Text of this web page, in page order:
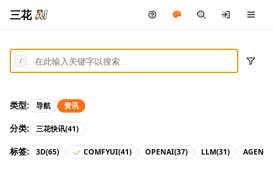
三花
/
类型: 导航 资讯
分类: 三花快讯(41)
标签: 3D(65) COMFYUI(41) OPENAI(37) LLM(31) AGENT